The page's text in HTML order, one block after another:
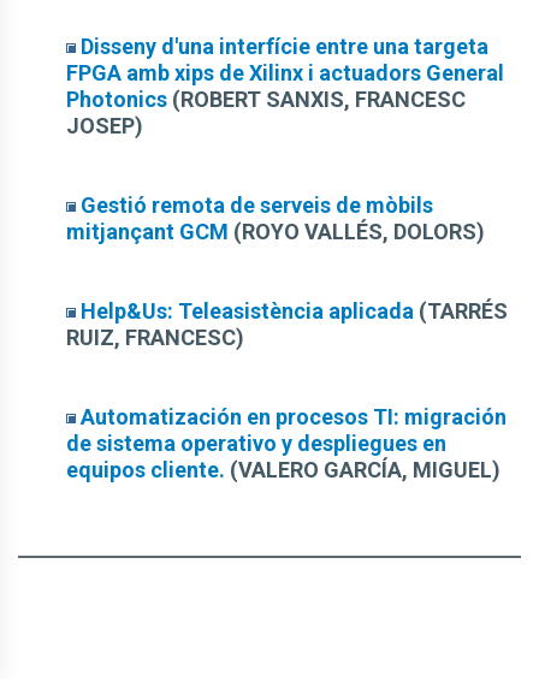
Disseny d'una interfície entre una targeta
FPGA amb xips de Xilinx i actuadors General
Photonics (ROBERT SANXIS, FRANCESC
JOSEP)
Gestió remota de serveis de mòbils
mitjançant GCM (ROYO VALLÉS, DOLORS)
Help&Us: Teleasistència aplicada (TARRÉS
RUIZ, FRANCESC)
Automatización en procesos TI: migración
de sistema operativo y despliegues en
equipos cliente. (VALERO GARCÍA, MIGUEL)